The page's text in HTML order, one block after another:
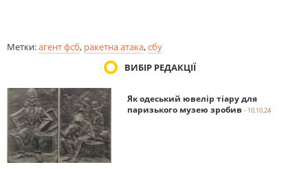
Метки:агент фсб, ракетна атака,сбу
ВИБІР РЕДАКЦІЇ
Як одеський ювелір тіару для
паризького музею зробив - 10.10.24